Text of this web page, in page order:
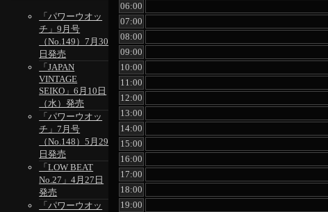
06:00
07:00
08:00
09:00
10:00
11:00
12:00
13:00
14:00
15:00
16:00
17:00
18:00
19:00
「パワーウオッ
チ」9月号
（No.149）7月30
日発売
「JAPAN
VINTAGE
SEIKO」6月10日
（水）発売
「パワーウオッ
チ」7月号
（No.148）5月29
日発売
「LOW BEAT
No.27」4月27日
発売
「パワーウオッ